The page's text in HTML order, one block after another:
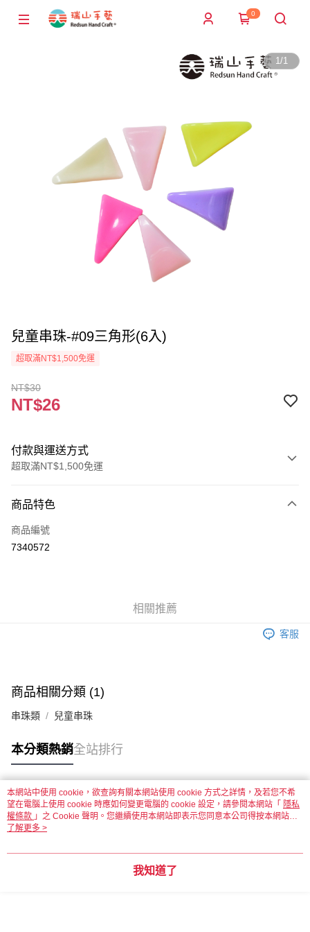
0
1/1
兒童串珠-#09三角形(6入)
超取滿NT$1,500免運
NT$30
NT$26
付款與運送方式
超取滿NT$1,500免運
信用卡一次付款
超商取貨付款
每筆NT$60，滿NT$1,500(含以上)免運費
付款後全家取貨
每筆NT$60，滿NT$1,500(含以上)免運費
付款後7-11取貨
每筆NT$60，滿NT$1,500(含以上)免運費
每筆NT$130，滿NT$2,000(含以上)免運費
商品特色
商品編號
7340572
相關推薦
客服
商品相關分類 (1)
串珠類 兒童串珠
本分類熱銷全站排行
熱門標籤
本網站中使用 cookie，欲查詢有關本網站使用 cookie 方式之詳情，及若您不希
望在電腦上使用 cookie 時應如何變更電腦的 cookie 設定，請參閱本網站「 隱私
權條款 」之 Cookie 聲明。您繼續使用本網站即表示您同意本公司得按本網站使
用條款之 Cookie 聲明使用 cookie。
了解更多 >
我知道了